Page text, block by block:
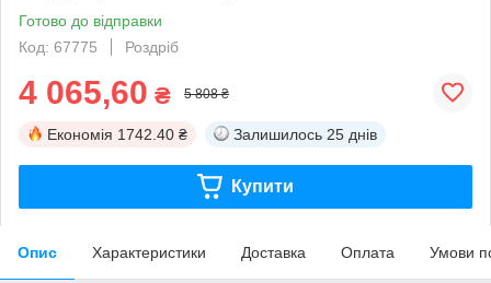
Готово до відправки
Код: 67775
Роздріб
4 065,60 ₴ 5 808 ₴
Економія 1742.40 ₴ Залишилось 25 днів
Купити
Опис Характеристики Доставка Оплата Умови